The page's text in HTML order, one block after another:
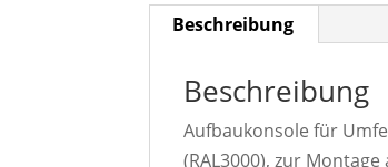
Beschreibung
Beschreibung
Aufbaukonsole für
(RAL3000), zur